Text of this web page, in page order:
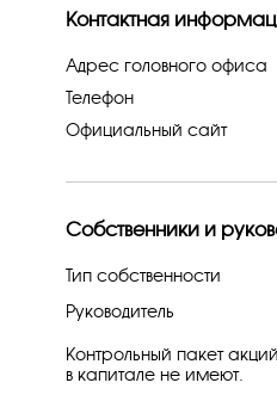
Контактная
Адрес головного офиса
Телефон
Официальный сайт
Собственники и
Тип собственности
Руководитель
Контрольный пакет
в капитале не имеют.